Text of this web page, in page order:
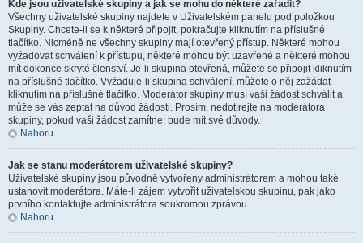
Kde jsou uživatelské skupiny a jak se mohu do některé zařadit?
Všechny uživatelské skupiny najdete v Uživatelském panelu pod položkou
Skupiny. Chcete-li se k některé připojit, pokračujte kliknutím na příslušné
tlačítko. Nicméně ne všechny skupiny mají otevřený přístup. Některé mohou
vyžadovat schválení k přístupu, některé mohou být uzavřené a některé mohou
mít dokonce skryté členství. Je-li skupina otevřená, můžete se připojit kliknutím
na příslušné tlačítko. Vyžaduje-li skupina schválení, můžete o něj zažádat
kliknutím na příslušné tlačítko. Moderátor skupiny musí vaši žádost schválit a
může se vás zeptat na důvod žádosti. Prosím, nedotírejte na moderátora
skupiny, pokud vaši žádost zamítne; bude mít své důvody.
Nahoru
Jak se stanu moderátorem uživatelské skupiny?
Uživatelské skupiny jsou původně vytvořeny administrátorem a mohou také
ustanovit moderátora. Máte-li zájem vytvořit uživatelskou skupinu, pak jako
prvního kontaktujte administrátora soukromou zprávou.
Nahoru